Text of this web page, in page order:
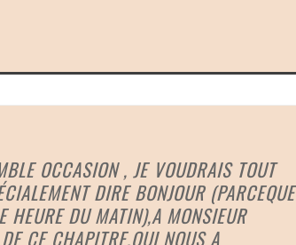
OCCASION , JE VOUDRAIS TOUT
DIRE BONJOUR (PARCEQUE
HEURE DU MATIN),A MONSIEUR
CE CHAPITRE,QUI NOUS A